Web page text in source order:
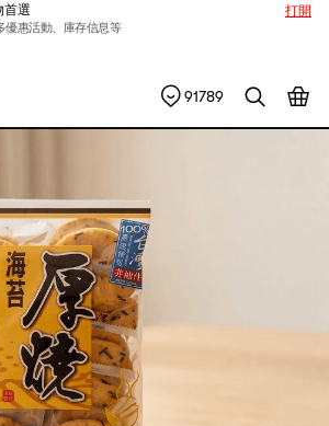
首選
優惠活動、庫存信息等
打開
91789